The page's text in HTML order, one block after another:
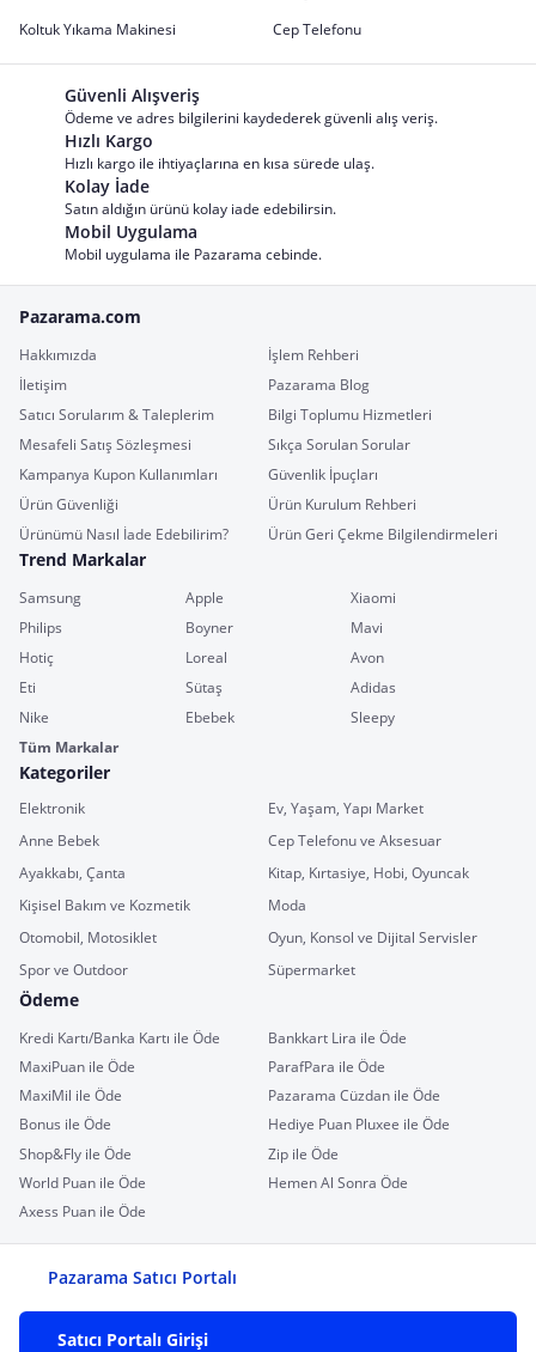
Koltuk Yıkama Makinesi
Cep Telefonu
Güvenli Alışveriş
Ödeme ve adres bilgilerini kaydederek güvenli alış veriş.
Hızlı Kargo
Hızlı kargo ile ihtiyaçlarına en kısa sürede ulaş.
Kolay İade
Satın aldığın ürünü kolay iade edebilirsin.
Mobil Uygulama
Mobil uygulama ile Pazarama cebinde.
Pazarama.com
Hakkımızda
İşlem Rehberi
İletişim
Pazarama Blog
Satıcı Sorularım & Taleplerim
Bilgi Toplumu Hizmetleri
Mesafeli Satış Sözleşmesi
Sıkça Sorulan Sorular
Kampanya Kupon Kullanımları
Güvenlik İpuçları
Ürün Güvenliği
Ürün Kurulum Rehberi
Ürünümü Nasıl İade Edebilirim?
Ürün Geri Çekme Bilgilendirmeleri
Trend Markalar
Samsung Apple
Xiaomi
Philips
Boyner
Mavi
Hotiç
Loreal
Avon
Eti
Sütaş
Adidas
Nike
Ebebek
Sleepy
Tüm Markalar
Kategoriler
Elektronik
Ev, Yaşam, Yapı Market
Anne Bebek
Cep Telefonu ve Aksesuar
Ayakkabı, Çanta
Kitap, Kırtasiye, Hobi, Oyuncak
Kişisel Bakım ve Kozmetik
Moda
Otomobil, Motosiklet
Oyun, Konsol ve Dijital Servisler
Spor ve Outdoor
Süpermarket
Ödeme
Kredi Kartı/Banka Kartı ile Öde
Bankkart Lira ile Öde
MaxiPuan ile Öde
ParafPara ile Öde
MaxiMil ile Öde
Pazarama Cüzdan ile Öde
Bonus ile Öde
Hediye Puan Pluxee ile Öde
Shop&Fly ile Öde
Zip ile Öde
World Puan ile Öde
Hemen Al Sonra Öde
Axess Puan ile Öde
Pazarama Satıcı Portalı
Satıcı Portalı Girişi